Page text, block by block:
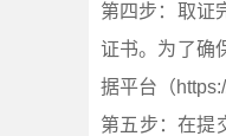
第四步：取证
证书。为了确
据平台（
第五步：在提